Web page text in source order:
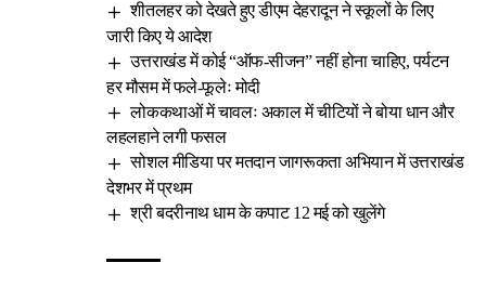
शीतलहर को देखते हुए डीएम देहरादून ने स्कूलों के लिए
जारी किए ये आदेश
उत्तराखंड में कोई “ऑफ-सीजन” नहीं होना चाहिए, पर्यटन
हर मौसम में फले-फूलेः मोदी
लोककथाओं में चावलः अकाल में चीटियों ने बोया धान और
लहलहाने लगी फसल
सोशल मीडिया पर मतदान जागरूकता अभियान में उत्तराखंड
देशभर में प्रथम
श्री बदरीनाथ धाम के कपाट 12 मई को खुलेंगे